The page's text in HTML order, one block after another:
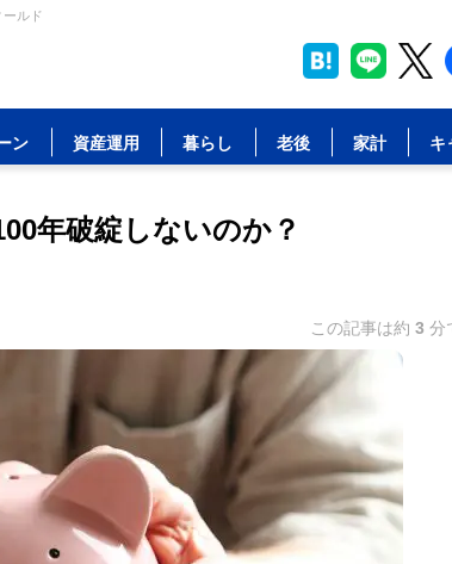
ールド
ン 資産運用 暮らし 老後 家計 キ
年破綻しないのか？
この記事は約 3 分